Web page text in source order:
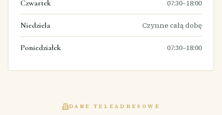
Czwartek 07:30–18:00
Niedziela Czynne całą dobę
Poniedziałek 07:30–18:00
DANE TELEADRESOWE